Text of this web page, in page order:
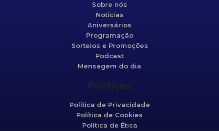
Sobre nós
Notícias
Aniversários
Programação
Sorteios e Promoções
Podcast
Mensagem do dia
Políticas
Política de Privacidade
Política de Cookies
Política de Ética